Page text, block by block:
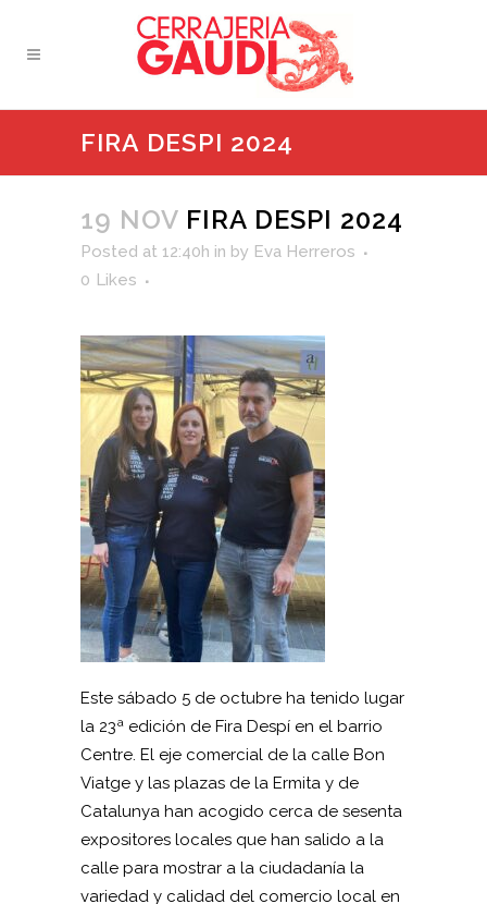
FIRA DESPI 2024
19 NOV FIRA DESPI 2024
Posted at 12:40h in by Eva Herreros
0 Likes
Este sábado 5 de octubre ha tenido lugar
la 23ª edición de Fira Despí en el barrio
Centre. El eje comercial de la calle Bon
Viatge y las plazas de la Ermita y de
Catalunya han acogido cerca de sesenta
expositores locales que han salido a la
calle para mostrar a la ciudadanía la
variedad y calidad del comercio local en